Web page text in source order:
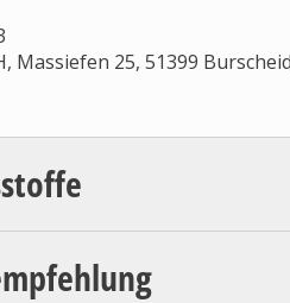
Massiefen 25, 51399